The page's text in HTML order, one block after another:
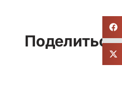
Поделиться